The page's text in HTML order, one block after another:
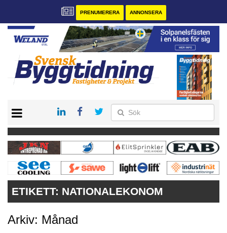
PRENUMERERA ANNONSERA
PRENUMERERA
VÅRA ANDRA MAGASIN
ANNONSERA
KONTAKT
ETIKETT: NATIONALEKONOM
Arkiv: Månad